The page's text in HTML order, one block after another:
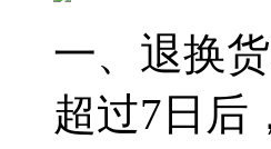
一、退换
超过7日后